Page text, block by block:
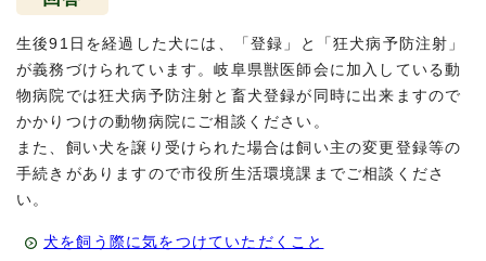
生後91日を経過した犬には、「登録」と「狂犬病予防注射」
が義務づけられています。岐阜県獣医師会に加入している動
物病院では狂犬病予防注射と畜犬登録が同時に出来ますので
かかりつけの動物病院にご相談ください。
また、飼い犬を譲り受けられた場合は飼い主の変更登録等の
手続きがありますので市役所生活環境課までご相談くださ
い。
犬を飼う際に気をつけていただくこと